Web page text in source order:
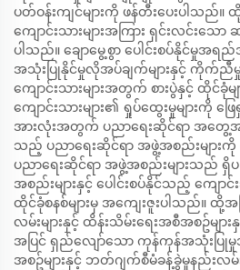
ပတ်ဝန်းကျင်များကို ဖန်တီးပေးပါသည်။ ထို့
ကျောင်းသားများအကြား ရှင်းလင်းသ
ပါသည်။ ချောမွေ့စွာ ပေါင်းစပ်နိုင်မှု
အသုံးပြုနိုင်မှုလိုအပ်ချက်များနှင့် ကိုက်ညီ
ကျောင်းသားများအတွက် စားပွဲနှင့် ထိုင်ခုံမ
ကျောင်းသားများ၏ ရှုပ်ထွေးမှုများကို ဖ
အားလုံးအတွက် ပညာရေးဆိုင်ရာ အတွေ့အက
သည့် ပညာရေးဆိုင်ရာ အဖွဲ့အစည်းများကို
ပညာရေးဆိုင်ရာ အဖွဲ့အစည်းများသည် ရှိပ
အစည်းများနှင့် ပေါင်းစပ်နိုင်သည့် ကျောင်
ထိုင်ခုံစနစ်များမှ အကျေးဇူးပါသည်။ ထို့အ
လမ်းများနှင့် ထိန်းသိမ်းရေးအစီအစဥ်မျာ
အပြင် ရှည်လျော်သော ကုန်ကုန်အသုံးပ
အစဥ်များနှင့် ဘတ်ဂျက်စီမံခန့်ခွဲမှုနည်းလမ်